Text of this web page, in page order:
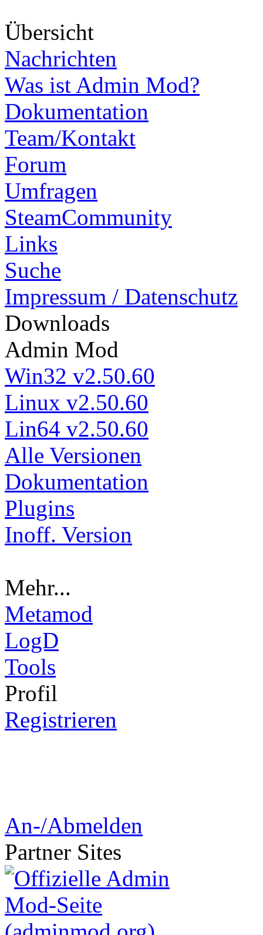
Übersicht
Nachrichten
Was ist Admin Mod?
Dokumentation
Team/Kontakt
Forum
Umfragen
SteamCommunity
Links
Suche
Impressum / Datenschutz
Downloads
Admin Mod
Win32 v2.50.60
Linux v2.50.60
Lin64 v2.50.60
Alle Versionen
Dokumentation
Plugins
Inoff. Version
Mehr...
Metamod
LogD
Tools
Profil
Registrieren
An-/Abmelden
Partner Sites